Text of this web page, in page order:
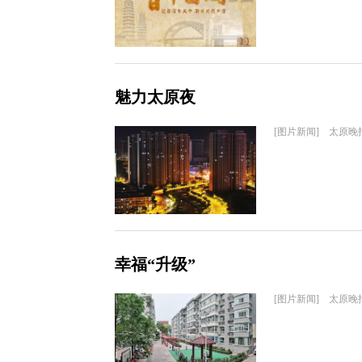
魅力太原夜
[图片新闻] 太原晚
幸福“升级”
[图片新闻] 太原晚